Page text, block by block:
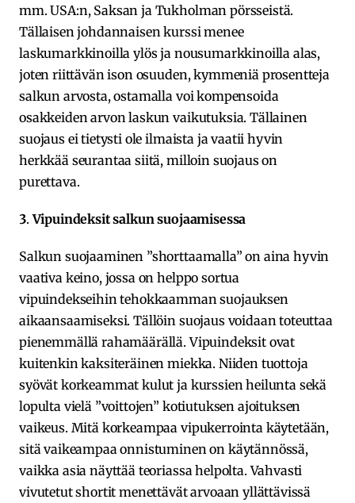
mm. USA:n, Saksan ja Tukholman pörsseistä.
Tällaisen johdannaisen kurssi menee
laskumarkkinoilla ylös ja nousumarkkinoilla alas,
joten riittävän ison osuuden, kymmeniä prosentteja
salkun arvosta, ostamalla voi kompensoida
osakkeiden arvon laskun vaikutuksia. Tällainen
suojaus ei tietysti ole ilmaista ja vaatii hyvin
herkkää seurantaa siitä, milloin suojaus on
purettava.
3.Vipuindeksit salkun suojaamisessa
Salkun suojaaminen ”shorttaamalla” on aina hyvin
vaativa keino, jossa on helppo sortua
vipuindekseihin tehokkaamman suojauksen
aikaansaamiseksi. Tällöin suojaus voidaan toteuttaa
pienemmällä rahamäärällä. Vipuindeksit ovat
kuitenkin kaksiteräinen miekka. Niiden tuottoja
syövät korkeammat kulut ja kurssien heilunta sekä
lopulta vielä ”voittojen” kotiutuksen ajoituksen
vaikeus. Mitä korkeampaa vipukerrointa käytetään,
sitä vaikeampaa onnistuminen on käytännössä,
vaikka asia näyttää teoriassa helpolta. Vahvasti
vivutetut shortit menettävät arvoaan yllättävissä